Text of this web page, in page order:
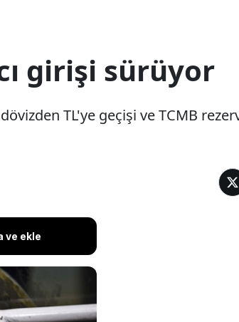
girişi sürüyor
TL'ye geçişi ve TCMB
ve ekle